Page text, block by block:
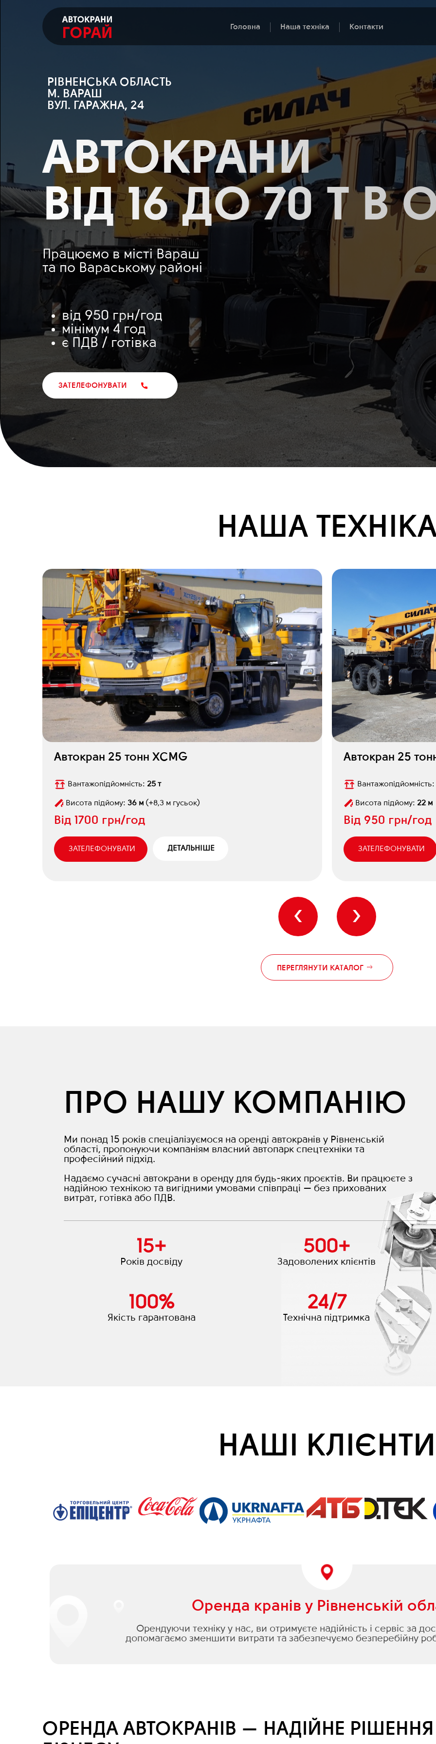
Головна Наша техніка Контакти
РІВНЕНСЬКА ОБЛАСТЬ
М. ВАРАШ
ВУЛ. ГАРАЖНА, 24
АВТОКРАНИ
ВІД 16 ДО 70 Т В
Працюємо в місті Вараш
та по Вараському районі
від 950 грн/год
мінімум 4 год
є ПДВ / готівка
ЗАТЕЛЕФОНУВАТИ
НАША
Автокран 25 тонн XCMG
Вантажопідйомність: 25 т
Висота підйому: 36 м (+8,3 м гусьок)
Від 1700 грн/год
ЗАТЕЛЕФОНУВАТИ ДЕТАЛЬНІШЕ
Автокран 25
Вантажопідйомність:
Висота підйому: 22 м
Від 950 грн/год
ЗАТЕЛЕФОНУВАТИ
‹ ›
ПЕРЕГЛЯНУТИ КАТАЛОГ
ПРО НАШУ КОМПАНІЮ
Ми понад 15 років спеціалізуємося на оренді автокранів у Рівненській
області, пропонуючи компаніям власний автопарк спецтехніки та
професійний підхід.
Надаємо сучасні автокрани в оренду для будь-яких проєктів. Ви працюєте з
надійною технікою та вигідними умовами співпраці — без прихованих
витрат, готівка або ПДВ.
15+
Років досвіду
500+
Задоволених клієнтів
100%
Якість гарантована
24/7
Технічна підтримка
НАШІ КЛІЄНТИ
Оренда кранів у Рівненській
Орендуючи техніку у нас, ви отримуєте надійність і сервіс за
допомагаємо зменшити витрати та забезпечуємо безперебійну
ОРЕНДА АВТОКРАНІВ — НАДІЙНЕ